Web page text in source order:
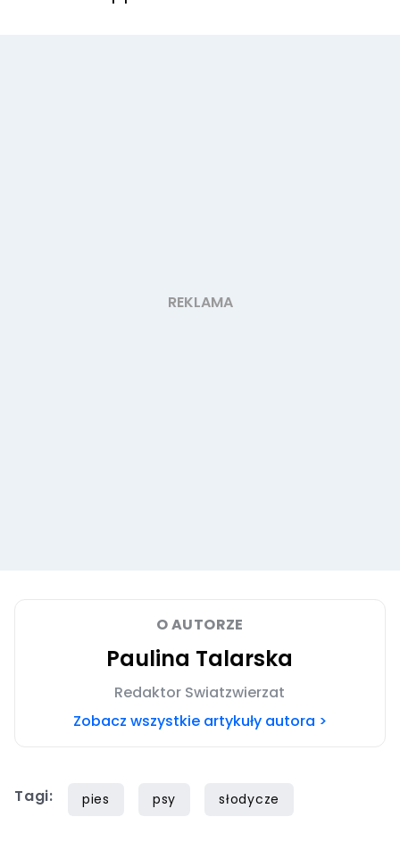
O AUTORZE
Paulina Talarska
Redaktor Swiatzwierzat
Zobacz wszystkie artykuły autora >
Tagi: pies psy słodycze